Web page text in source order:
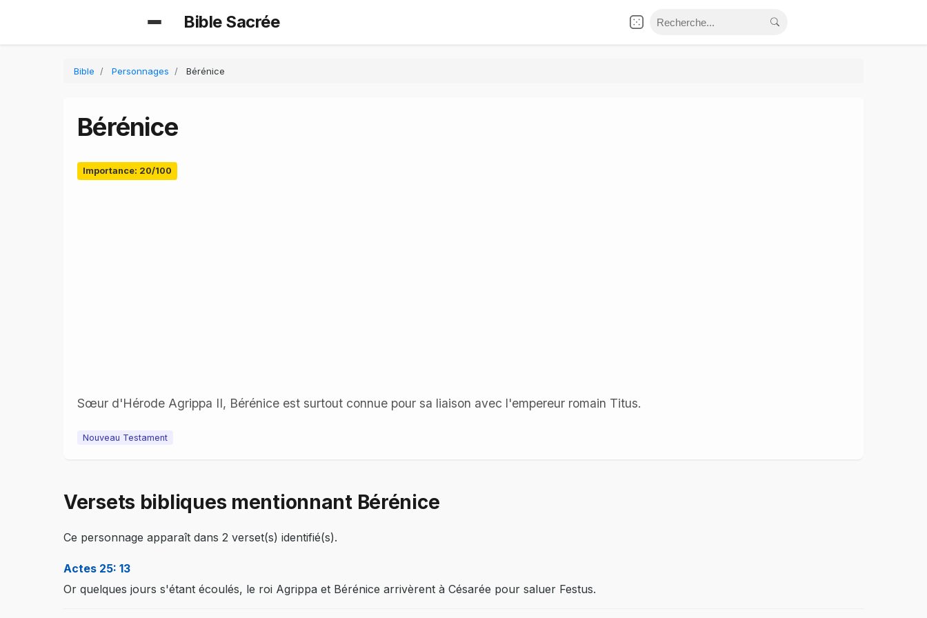
Bible Sacrée
Bible Personnages Bérénice
Bérénice
Importance: 20/100
Sœur d'Hérode Agrippa II, Bérénice est surtout connue pour sa liaison avec l'empereur romain Titus.
Nouveau Testament
Versets bibliques mentionnant Bérénice
Ce personnage apparaît dans 2 verset(s) identifié(s).
Actes 25: 13
Or quelques jours s'étant écoulés, le roi Agrippa et Bérénice arrivèrent à Césarée pour saluer Festus.